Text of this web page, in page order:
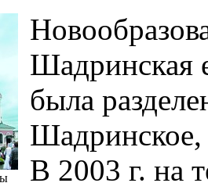
Шадринская
была
Шадринское,
В 2003 г. на